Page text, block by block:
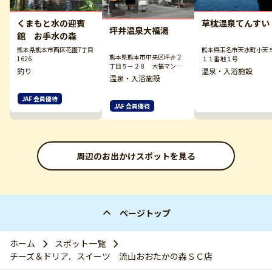
くまもと水の迎賓
館 お手水の森
熊本県熊本市西区花園7丁目
1626
釣り
JAF 会員優待
坪井温泉大福湯
熊本県熊本市中央区坪井２
丁目５－２８ 大福マンシ
ョン
温泉・入浴施設
JAF 会員優待
草枕温泉てんすい
熊本県玉名市天水町小天
１１番地１号
温泉・入浴施設
周辺のお出かけスポットを見る
ページトップ
ホーム
スポット一覧
チーズ＆ドリア．スイーツ 流山おおたかの森ＳＣ店